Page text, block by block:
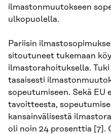
ilmastonmuutokseen
ulkopuolella.
Pariisin
sitoutuneet tukemaan
ilmastorahoituksella.
tasaisesti
sopeutumiseen. Sekä EU
tavoitteesta,
kansainvälisestä
oli noin 24 prosenttia [7].